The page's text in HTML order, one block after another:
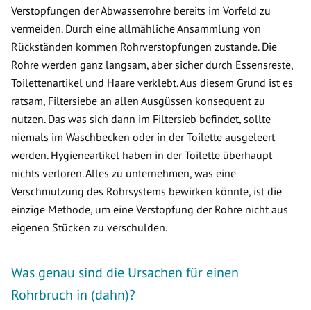
Verstopfungen der Abwasserrohre bereits im Vorfeld zu
vermeiden. Durch eine allmähliche Ansammlung von
Rückständen kommen Rohrverstopfungen zustande. Die
Rohre werden ganz langsam, aber sicher durch Essensreste,
Toilettenartikel und Haare verklebt. Aus diesem Grund ist es
ratsam, Filtersiebe an allen Ausgüssen konsequent zu
nutzen. Das was sich dann im Filtersieb befindet, sollte
niemals im Waschbecken oder in der Toilette ausgeleert
werden. Hygieneartikel haben in der Toilette überhaupt
nichts verloren. Alles zu unternehmen, was eine
Verschmutzung des Rohrsystems bewirken könnte, ist die
einzige Methode, um eine Verstopfung der Rohre nicht aus
eigenen Stücken zu verschulden.
Was genau sind die Ursachen für einen
Rohrbruch in (dahn)?